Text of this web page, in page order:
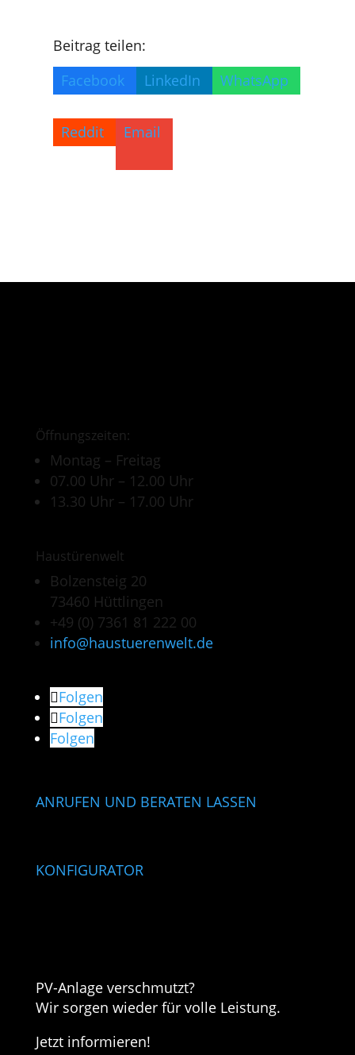
Beitrag teilen:
Facebook
LinkedIn WhatsApp
Reddit Email
Öffnungszeiten:
Montag – Freitag
07.00 Uhr – 12.00 Uhr
13.30 Uhr – 17.00 Uhr
Haustürenwelt
Bolzensteig 20
73460 Hüttlingen
+49 (0) 7361 81 222 00
info@haustuerenwelt.de
Folgen
Folgen
Folgen
ANRUFEN UND BERATEN LASSEN
KONFIGURATOR
PV-Anlage verschmutzt?
Wir sorgen wieder für volle Leistung.
Jetzt informieren!